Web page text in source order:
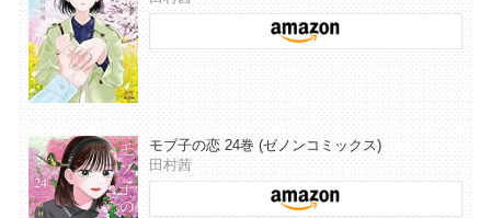
モブ子の恋 24巻 (ゼノンコミックス)
田村茜